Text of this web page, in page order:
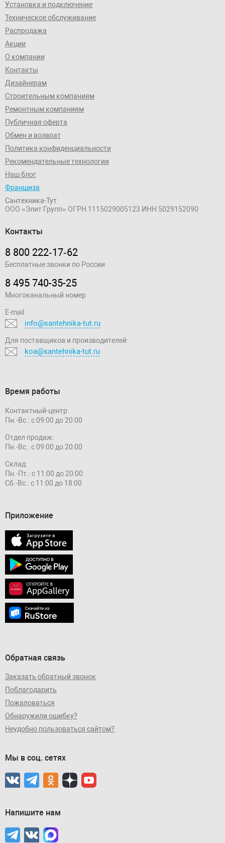
Установка и подключение
Техническое обслуживание
Распродажа
Акции
О компании
Контакты
Дизайнерам
Строительным компаниям
Ремонтным компаниям
Публичная оферта
Обмен и возврат
Политика конфиденциальности
Рекомендательные технологии
Наш блог
Франшиза
Сантехника-Тут
ООО «Элит Групп» ОГРН 1115029005123 ИНН 5029152090
Контакты
8 800 222‑17‑62
Бесплатные звонки по России
8 495 740-35-25
Многоканальный номер
E-mail
info@santehnika-tut.ru
Для поставщиков и производителей:
koa@santehnika-tut.ru
Время работы
Контактный-центр:
Пн.-Вс.: с 09:00 до 20:00
Отдел продаж:
Пн.-Вс.: с 09:00 до 20:00
Склад:
Пн.-Пт.: с 11:00 до 20:00
Сб.-Вс.: с 11:00 до 18:00
Приложение
Обратная связь
Заказать обратный звонок
Поблагодарить
Пожаловаться
Обнаружили ошибку?
Неудобно пользоваться сайтом?
Мы в соц. сетях
Напишите нам